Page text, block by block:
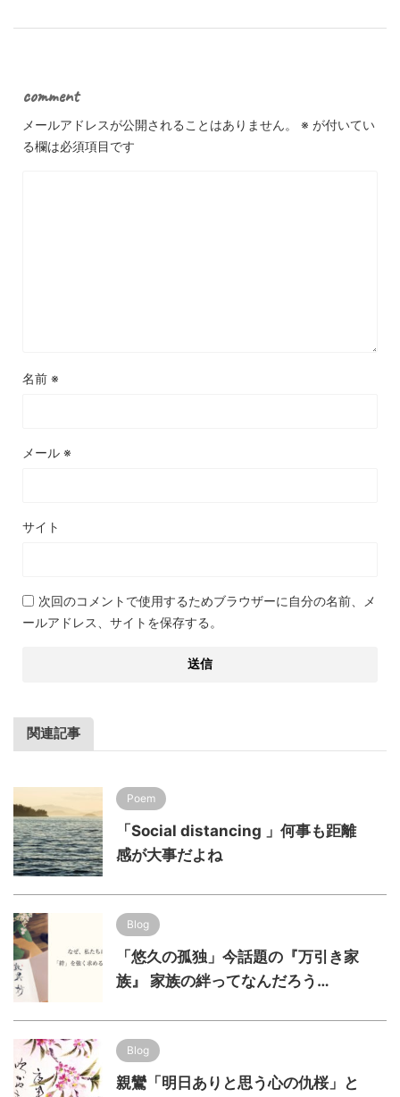
comment
メールアドレスが公開されることはありません。 ※ が付いてい
る欄は必須項目です
名前 ※
メール ※
サイト
次回のコメントで使用するためブラウザーに自分の名前、メ
ールアドレス、サイトを保存する。
関連記事
Poem
「Social distancing 」何事も距離
感が大事だよね
Blog
「悠久の孤独」今話題の『万引き家
族』 家族の絆ってなんだろう…
Blog
親鸞「明日ありと思う心の仇桜」と